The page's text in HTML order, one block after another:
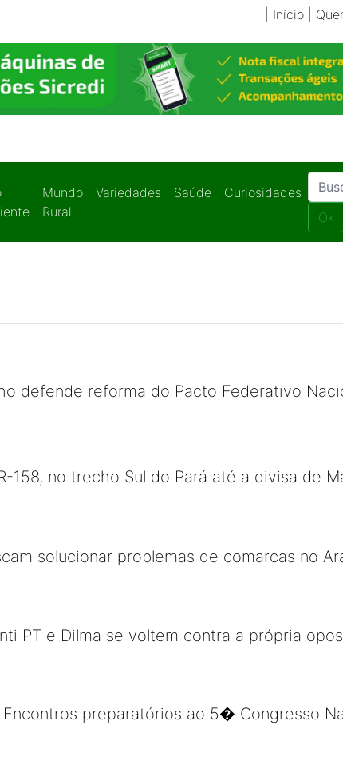
Início|
Mundo
Rural
Variedades Saúde
Curiosidades
Ok
defende reforma do Pacto Federativo
158, no trecho Sul do Pará até a divisa de
solucionar problemas de comarcas no
PT e Dilma se voltem contra a própria
preparatórios ao 5� Congresso